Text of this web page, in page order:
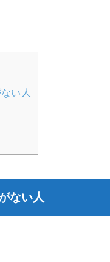
い人
ない人